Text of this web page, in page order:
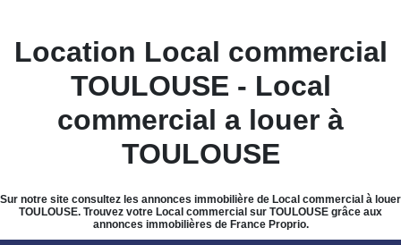
Location Local commercial
TOULOUSE - Local
commercial a louer à
TOULOUSE
Sur notre site consultez les annonces immobilière de Local commercial à louer
TOULOUSE. Trouvez votre Local commercial sur TOULOUSE grâce aux
annonces immobilières de France Proprio.